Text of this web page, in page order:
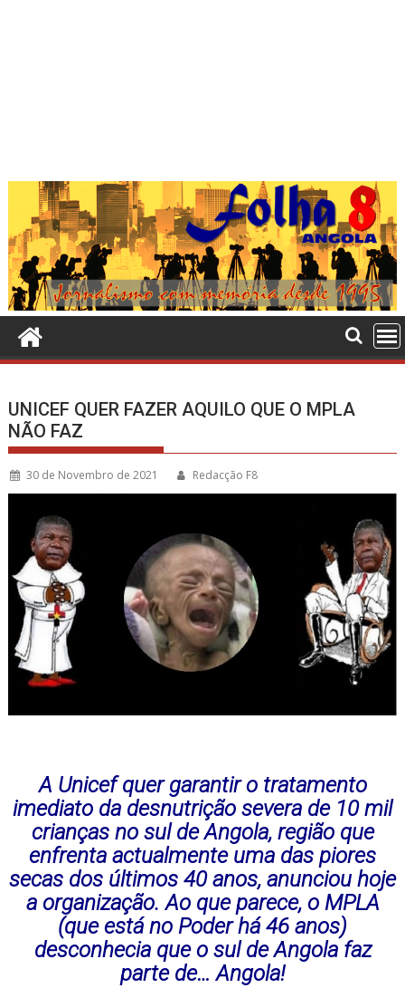
UNICEF QUER FAZER AQUILO QUE O MPLA
NÃO FAZ
30 de Novembro de 2021 Redacção F8
A Unicef quer garantir o tratamento
imediato da desnutrição severa de 10 mil
crianças no sul de Angola, região que
enfrenta actualmente uma das piores
secas dos últimos 40 anos, anunciou hoje
a organização. Ao que parece, o MPLA
(que está no Poder há 46 anos)
desconhecia que o sul de Angola faz
parte de… Angola!